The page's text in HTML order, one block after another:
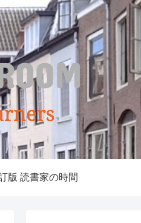
版 読書家の時間